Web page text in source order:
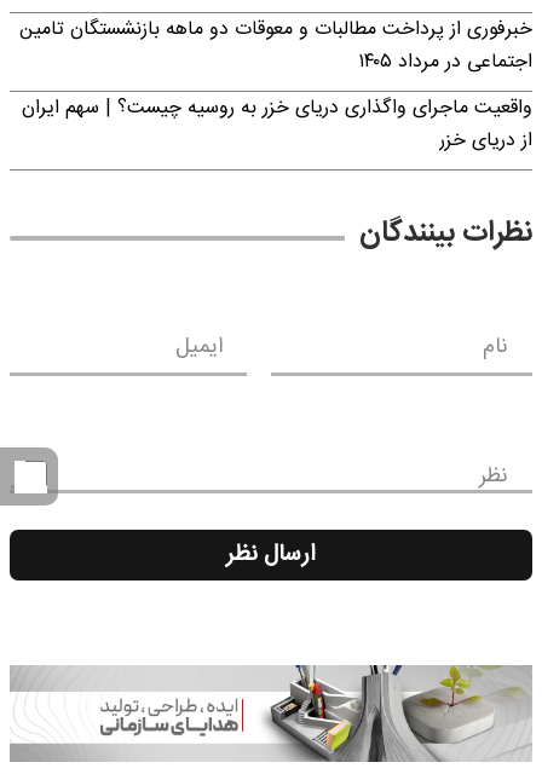
خبرفوری از پرداخت مطالبات و معوقات دو ماهه بازنشستگان تامین
اجتماعی در مرداد ۱۴۰۵
واقعیت ماجرای واگذاری دریای خزر به روسیه چیست؟ | سهم ایران
از دریای خزر
نظرات بینندگان
نام ایمیل
نظر
ارسال نظر